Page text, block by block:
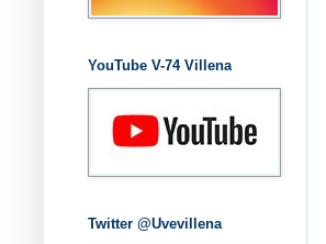
YouTube V-74 Villena
Twitter @Uvevillena